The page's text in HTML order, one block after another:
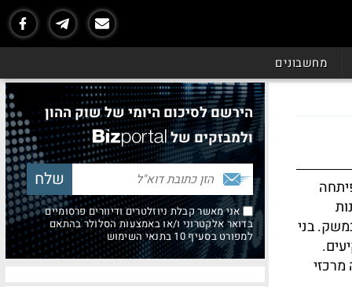
מחשבונים
בני
הירשם לסיכום היומי של שוק ההון
ולמבזקים של
אני מאשר קבלת ניוזלטרים ודיוורים פרסומיים
בדואר אלקטרוני ו/או באמצעות הסלולר בהתאם
למפורט בסעיף 10 בתנאי השימוש